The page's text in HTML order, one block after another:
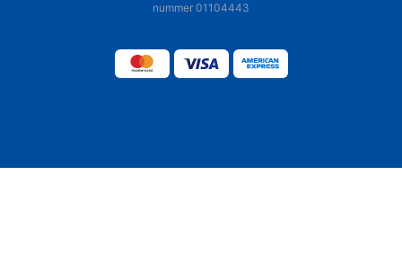
nummer 01104443